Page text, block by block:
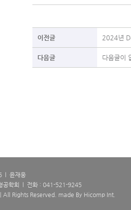
이전글 2024년
다음글 다음글이
l 윤재웅
공학회 l 전화 : 041-521-9245
All Rights Reserved. made By Hicomp Int.